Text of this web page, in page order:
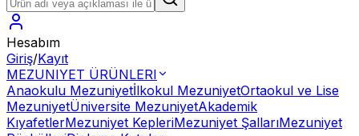
Hesabım
Giriş/Kayıt
MEZUNIYET ÜRÜNLERI
Anaokulu Mezuniyetİlkokul MezuniyetOrtaokul ve Lise
MezuniyetÜniversite MezuniyetAkademik
KıyafetlerMezuniyet KepleriMezuniyet ŞallarıMezuniyet